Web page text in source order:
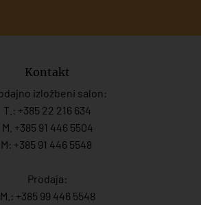
Kontakt
izložbeni salon:
T.: +385 22 216 634
M. +385 91 446 5504
M: +385 91 446 5548
Prodaja:
M.: +385 99 446 5548